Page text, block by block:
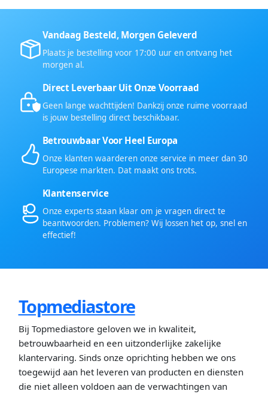
Vandaag Besteld, Morgen Geleverd
Plaats je bestelling voor 17:00 uur en ontvang het
morgen al.
Direct Leverbaar Uit Onze Voorraad
Geen lange wachttijden! Dankzij onze ruime voorraad
is jouw bestelling direct beschikbaar.
Betrouwbaar Voor Heel Europa
Onze klanten waarderen onze service in meer dan 30
Europese markten. Dat maakt ons trots.
Klantenservice
Onze experts staan klaar om je vragen direct te
beantwoorden. Problemen? Wij lossen het op, snel en
effectief!
Topmediastore
Bij Topmediastore geloven we in kwaliteit,
betrouwbaarheid en een uitzonderlijke zakelijke
klantervaring. Sinds onze oprichting hebben we ons
toegewijd aan het leveren van producten en diensten
die niet alleen voldoen aan de verwachtingen van